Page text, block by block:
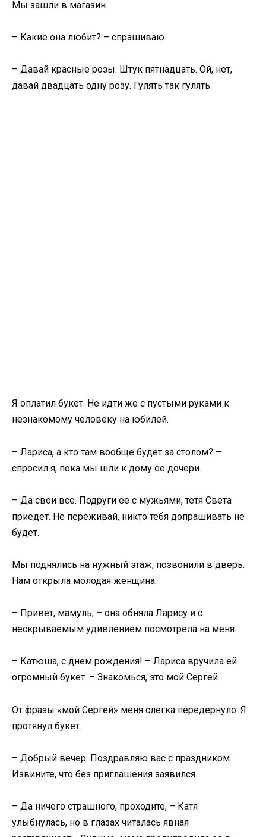
Мы зашли в магазин.
– Какие она любит? – спрашиваю.
– Давай красные розы. Штук пятнадцать. Ой, нет,
давай двадцать одну розу. Гулять так гулять.
Я оплатил букет. Не идти же с пустыми руками к
незнакомому человеку на юбилей.
– Лариса, а кто там вообще будет за столом? –
спросил я, пока мы шли к дому ее дочери.
– Да свои все. Подруги ее с мужьями, тетя Света
приедет. Не переживай, никто тебя допрашивать не
будет.
Мы поднялись на нужный этаж, позвонили в дверь.
Нам открыла молодая женщина.
– Привет, мамуль, – она обняла Ларису и с
нескрываемым удивлением посмотрела на меня.
– Катюша, с днем рождения! – Лариса вручила ей
огромный букет. – Знакомься, это мой Сергей.
От фразы «мой Сергей» меня слегка передернуло. Я
протянул букет.
– Добрый вечер. Поздравляю вас с праздником.
Извините, что без приглашения заявился.
– Да ничего страшного, проходите, – Катя
улыбнулась, но в глазах читалась явная